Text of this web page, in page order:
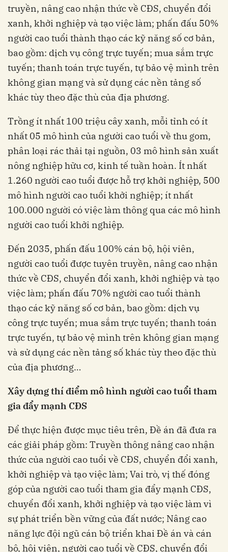
truyền, nâng cao nhận thức về CĐS, chuyển đổi
xanh, khởi nghiệp và tạo việc làm; phấn đấu 50%
người cao tuổi thành thạo các kỹ năng số cơ bản,
bao gồm: dịch vụ công trực tuyến; mua sắm trực
tuyến; thanh toán trực tuyến, tự bảo vệ mình trên
không gian mạng và sử dụng các nền tảng số
khác tùy theo đặc thù của địa phương.
Trồng ít nhất 100 triệu cây xanh, mỗi tỉnh có ít
nhất 05 mô hình của người cao tuổi về thu gom,
phân loại rác thải tại nguồn, 03 mô hình sản xuất
nông nghiệp hữu cơ, kinh tế tuần hoàn. Ít nhất
1.260 người cao tuổi được hỗ trợ khởi nghiệp, 500
mô hình người cao tuổi khởi nghiệp; ít nhất
100.000 người có việc làm thông qua các mô hình
người cao tuổi khởi nghiệp.
Đến 2035, phấn đấu 100% cán bộ, hội viên,
người cao tuổi được tuyên truyền, nâng cao nhận
thức về CĐS, chuyển đổi xanh, khởi nghiệp và tạo
việc làm; phấn đấu 70% người cao tuổi thành
thạo các kỹ năng số cơ bản, bao gồm: dịch vụ
công trực tuyến; mua sắm trực tuyến; thanh toán
trực tuyến, tự bảo vệ mình trên không gian mạng
và sử dụng các nền tảng số khác tùy theo đặc thù
của địa phương…
Xây dựng thí điểm mô hình người cao tuổi tham
gia đẩy mạnh CĐS
Để thực hiện được mục tiêu trên, Đề án đã đưa ra
các giải pháp gồm: Truyền thông nâng cao nhận
thức của người cao tuổi về CĐS, chuyển đổi xanh,
khởi nghiệp và tạo việc làm; Vai trò, vị thế đóng
góp của người cao tuổi tham gia đẩy mạnh CĐS,
chuyển đổi xanh, khởi nghiệp và tạo việc làm vì
sự phát triển bền vững của đất nước; Nâng cao
năng lực đội ngũ cán bộ triển khai Đề án và cán
bộ, hội viên, người cao tuổi về CĐS, chuyển đổi